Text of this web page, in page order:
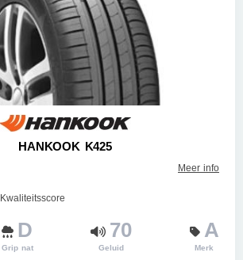
HANKOOK K425
Meer info
Kwaliteitsscore
D
Grip nat
70
Geluid
A
Merk